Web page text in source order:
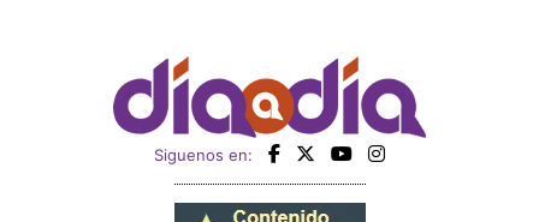
Siguenos en: